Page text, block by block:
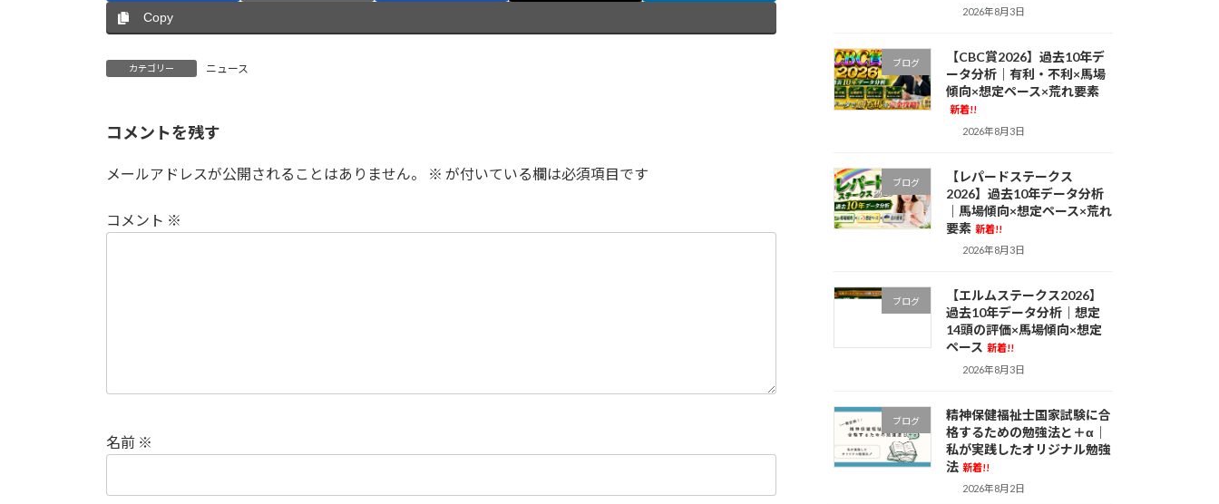
Copy
カテゴリー ニュース
コメントを残す
メールアドレスが公開されることはありません。 ※ が付いている欄は必須項目です
コメント ※
名前 ※
2026年8月3日
ブログ
【CBC賞2026】過去10年デ
ータ分析｜有利・不利×馬場
傾向×想定ペース×荒れ要素
新着!!
2026年8月3日
ブログ
【レパードステークス
2026】過去10年データ分析
｜馬場傾向×想定ペース×荒れ
要素 新着!!
2026年8月3日
ブログ
【エルムステークス2026】
過去10年データ分析｜想定
14頭の評価×馬場傾向×想定
ペース 新着!!
2026年8月3日
ブログ
精神保健福祉士国家試験に合
格するための勉強法と＋α｜
私が実践したオリジナル勉強
法 新着!!
2026年8月2日